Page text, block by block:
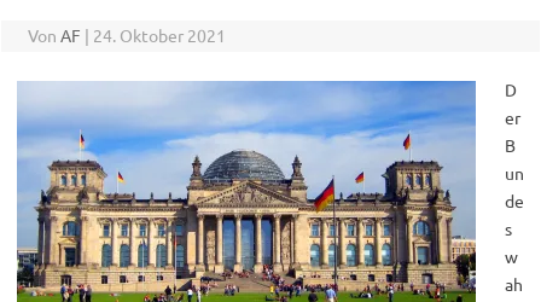
Von AF | 24. Oktober 2021
D
er
B
un
de
s
w
ah